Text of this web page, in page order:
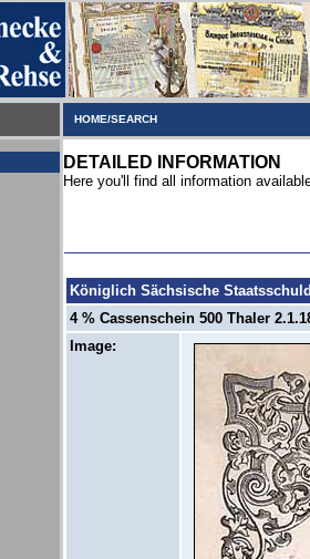
HOME/SEARCH
DETAILED INFORMATION
Here you'll find all information
Königlich Sächsische
4 % Cassenschein 500 Thaler
Image: